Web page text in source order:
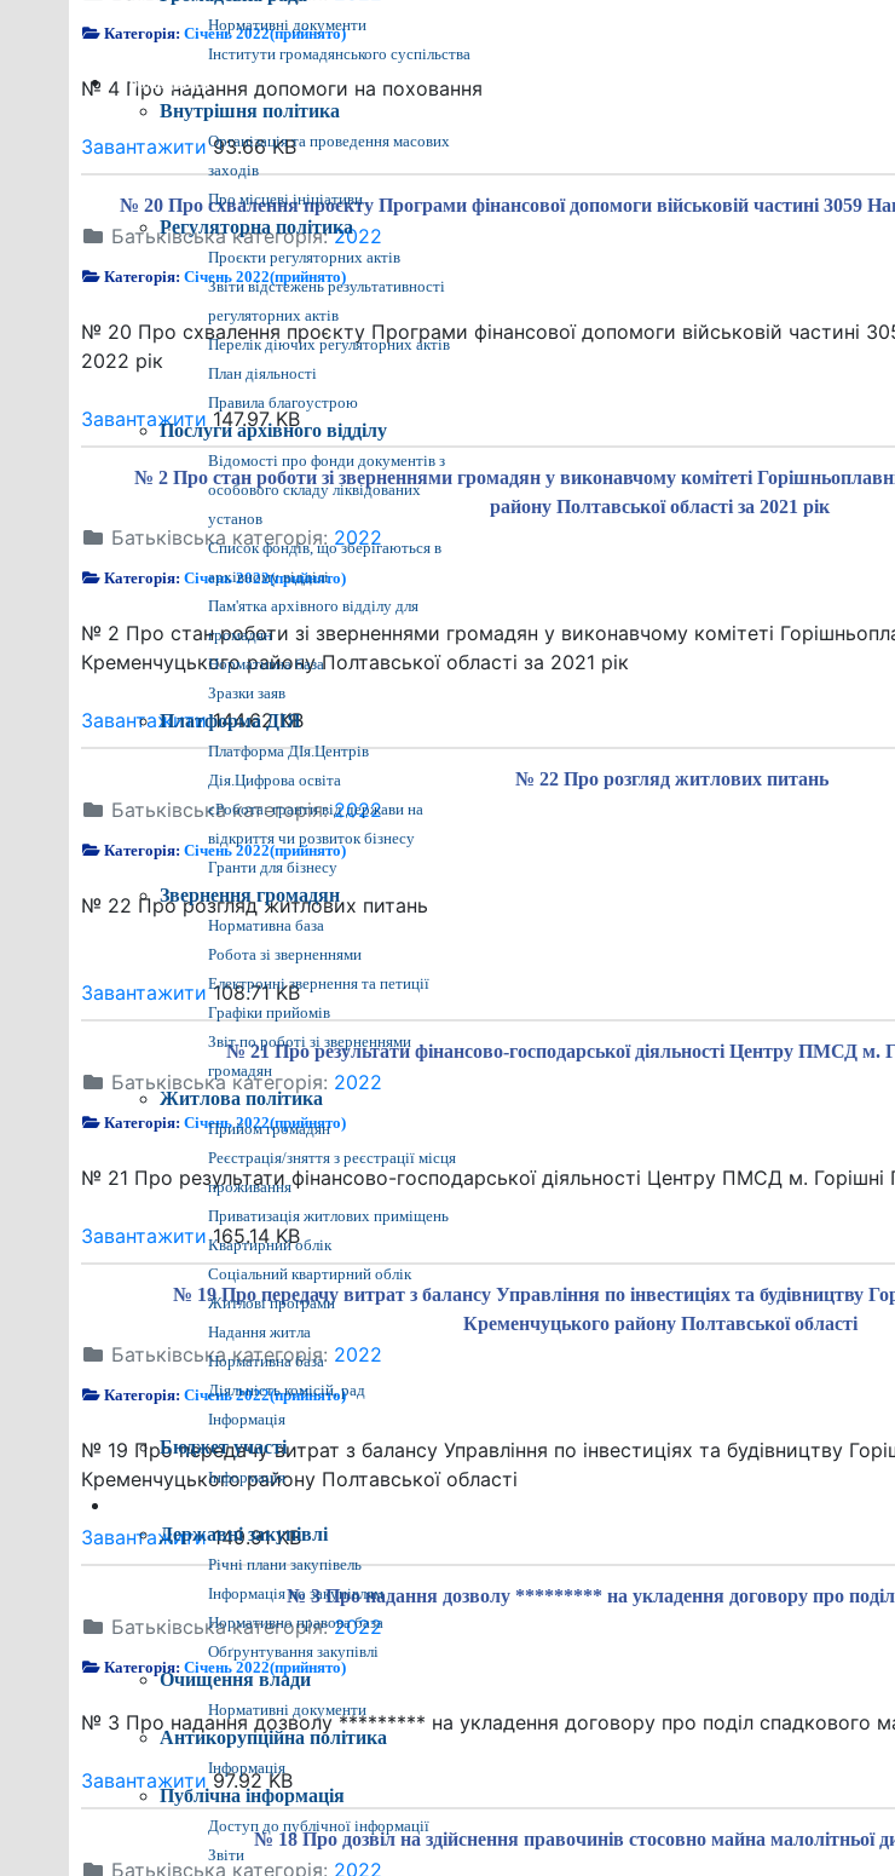
Нормативні документи
Інститути громадянського суспільства
Громадянам
Внутрішня політика
Організація та проведення масових
заходів
Про місцеві ініціативи
Регуляторна політика
Проєкти регуляторних актів
Звіти відстежень результативності
регуляторних актів
Перелік діючих регуляторних актів
План діяльності
Правила благоустрою
Послуги архівного відділу
Відомості про фонди документів з
особового складу ліквідованих
установ
Список фондів, що зберігаються в
архівному відділі
Пам'ятка архівного відділу для
громадян
Нормативна база
Зразки заяв
Платформа ДІЯ
Платформа ДІя.Центрів
Дія.Цифрова освіта
єРобота: гранти від держави на
відкриття чи розвиток бізнесу
Гранти для бізнесу
Звернення громадян
Нормативна база
Робота зі зверненнями
Електронні звернення та петиції
Графіки прийомів
Звіт по роботі зі зверненнями
громадян
Житлова політика
Прийом громадян
Реєстрація/зняття з реєстрації місця
проживання
Приватизація житлових приміщень
Квартирний облік
Соціальний квартирний облік
Житлові програми
Надання житла
Нормативна база
Діяльність комісій, рад
Інформація
Бюджет участі
Інформація
Державні закупівлі
Річні плани закупівель
Інформація по закупівлям
Нормативно правова база
Обґрунтування закупівлі
Очищення влади
Нормативні документи
Антикорупційна політика
Інформація
Публічна інформація
Доступ до публічної інформації
Звіти
Категорія:Січень 2022(прийнято)
№ 4 Про надання допомоги на поховання
Завантажити93.66 KB
№ 20 Про схвалення проєкту Програми фінансової допомоги військовій частині 3059
Батьківська категорія:2022
Категорія:Січень 2022(прийнято)
№ 20 Про схвалення проєкту Програми фінансової допомоги військовій частині
2022 рік
Завантажити 147.97 KB
№ 2 Про стан роботи зі зверненнями громадян у виконавчому комітеті
району Полтавської області за 2021 рік
Батьківська категорія: 2022
Категорія:Січень 2022(прийнято)
№ 2 Про стан роботи зі зверненнями громадян у виконавчому комітеті
Кременчуцького району Полтавської області за 2021 рік
Завантажити144.62 KB
№ 22 Про розгляд житлових питань
Батьківська категорія:2022
Категорія:Січень 2022(прийнято)
№ 22 Про розгляд житлових питань
Завантажити108.71 KB
№ 21 Про результати фінансово-господарської діяльності Центру ПМСД м.
Батьківська категорія: 2022
Категорія:Січень 2022(прийнято)
№ 21 Про результати фінансово-господарської діяльності Центру ПМСД м. Горішні
Завантажити165.14 KB
№ 19 Про передачу витрат з балансу Управління по інвестиціях та будівництву
Кременчуцького району Полтавської області
Батьківська категорія: 2022
Категорія:Січень 2022(прийнято)
№ 19 Про передачу витрат з балансу Управління по інвестиціях та будівництву
Кременчуцького району Полтавської області
Завантажити149.91 KB
№ 3 Про надання дозволу ********* на укладення договору про
Батьківська категорія:2022
Категорія:Січень 2022(прийнято)
№ 3 Про надання дозволу ********* на укладення договору про поділ спадкового
Завантажити97.92 KB
№ 18 Про дозвіл на здійснення правочинів стосовно майна
Батьківська категорія: 2022